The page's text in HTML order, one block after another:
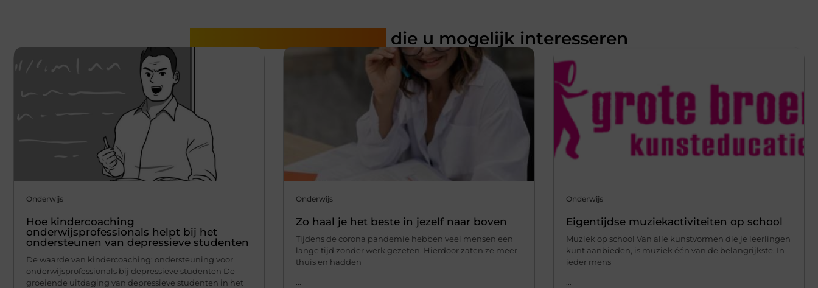
die u mogelijk interesseren
Onderwijs
Hoe kindercoaching
onderwijsprofessionals helpt bij het
ondersteunen van depressieve studenten
De waarde van kindercoaching: ondersteuning voor
onderwijsprofessionals bij depressieve studenten De
groeiende uitdaging van depressieve studenten in het
Onderwijs
Zo haal je het beste in jezelf naar boven
Tijdens de corona pandemie hebben veel mensen een
lange tijd zonder werk gezeten. Hierdoor zaten ze meer
thuis en hadden
...
Onderwijs
Eigentijdse muziekactiviteiten op school
Muziek op school Van alle kunstvormen die je leerlingen
kunt aanbieden, is muziek één van de belangrijkste. In
ieder mens
...